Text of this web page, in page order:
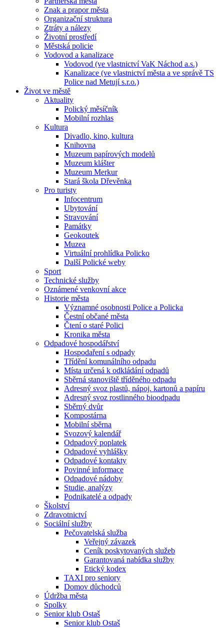
Znak a prapor města
Organizační struktura
Ztráty a nálezy
Životní prostředí
Městská policie
Vodovod a kanalizace
Vodovod (ve vlastnictví VaK Náchod a.s.)
Kanalizace (ve vlastnictví města a ve správě TS
Police nad Metují s.r.o.)
Život ve městě
Aktuality
Polický měsíčník
Mobilní rozhlas
Kultura
Divadlo, kino, kultura
Knihovna
Muzeum papírových modelů
Muzeum klášter
Muzeum Merkur
Stará škola Dřevěnka
Pro turisty
Infocentrum
Ubytování
Stravování
Památky
Geokoutek
Muzea
Virtuální prohlídka Policko
Další Polické weby
Sport
Technické služby
Oznámené venkovní akce
Historie města
Významné osobnosti Police a Policka
Čestní občané města
Čtení o staré Polici
Kronika města
Odpadové hospodářství
Hospodaření s odpady
Třídění komunálního odpadu
Místa určená k odkládání odpadů
Sběrná stanoviště tříděného odpadu
Adresný svoz plastů, nápoj. kartonů a papíru
Adresný svoz rostlinného bioodpadu
Sběrný dvůr
Kompostárna
Mobilní sběrna
Svozový kalendář
Odpadový poplatek
Odpadové vyhlášky
Odpadové kontakty
Povinné informace
Odpadové nádoby
Studie, analýzy
Podnikatelé a odpady
Školství
Zdravotnictví
Sociální služby
Pečovatelská služba
Veřejný závazek
Ceník poskytovaných služeb
Garantovaná nabídka služby
Etický kodex
TAXI pro seniory
Domov důchodců
Údržba města
Spolky
Senior klub Ostaš
Senior klub Ostaš